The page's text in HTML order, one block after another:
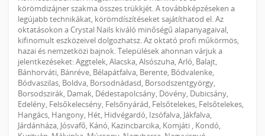
körömdizájner szakma összes trükkjét. A továbbképzéseken a
legújabb technikákat, körömdíszítéseket sajátíthatod el. Az
oktatásokon a Crystal Nails kiváló minőségű alapanyagaival,
kifinomult eszközeivel dolgozhatsz. Az oktató profi műkörmös,
hazai és nemzetközi bajnok. Települések ahonnan várjuk a
jelentkezéseket: Aggtelek, Alacska, Alsószuha, Arló, Balajt,
Bánhorváti, Bánréve, Bélapátfalva, Berente, Bódvalenke,
Bódvaszilas, Boldva, Borsodnádasd, Borsodszentgyörgy,
Borsodszirák, Damak, Dédestapolcsány, Dövény, Dubicsány,
Edelény, Felsőkelecsény, Felsőnyárád, Felsőtelekes, Felsőtelekes,
Hangács, Hangony, Hét, Hidvégardó, Izsófalva, Jákfalva,
Járdánháza, Jósvafő, Kánó, Kazincbarcika, Komjáti , Kondó,